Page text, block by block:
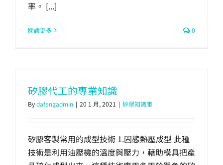
率。 [...]
閱讀更多 0
矽膠代工的專業知識
Bydafengadmin | 20 1 月, 2021 | 矽膠知識庫
矽膠客製常用的成型技術 1.固態熱壓成型 此種
技術是利用油壓機的溫度與壓力，藉助模具把產